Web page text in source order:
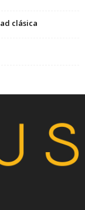
clásica